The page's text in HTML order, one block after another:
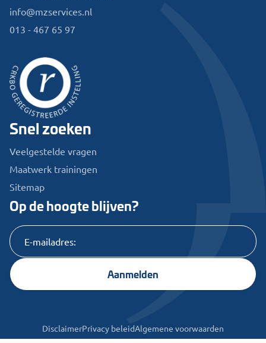
info@mzservices.nl
013 - 467 65 97
Snel zoeken
Veelgestelde vragen
Maatwerk trainingen
Sitemap
Op de hoogte blijven?
Aanmelden
DisclaimerPrivacy beleidAlgemene voorwaarden